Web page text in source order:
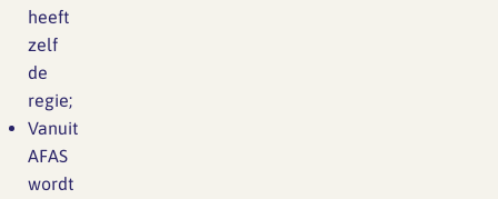
heeft
zelf
de
regie;
Vanuit
AFAS
wordt